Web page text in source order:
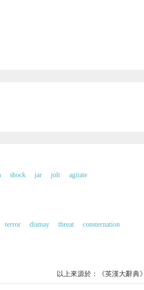
shock jar jolt
agitate
terror dismay threat
consternation
以上來源於：《英漢大辭典》